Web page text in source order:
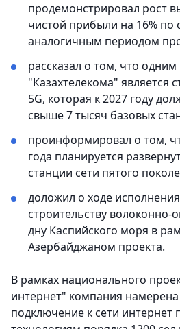
продемонстрировал рост
чистой прибыли на 16% по
аналогичным периодом
рассказал о том, что
"Казахтелекома" является
5G, которая к 2027 году
свыше 7 тысяч базовых
проинформировал о том,
года планируется
станции сети пятого
доложил о ходе
строительству волоконно-
дну Каспийского моря в
Азербайджаном проекта.
В рамках национального
интернет" компания
подключение к сети интернет